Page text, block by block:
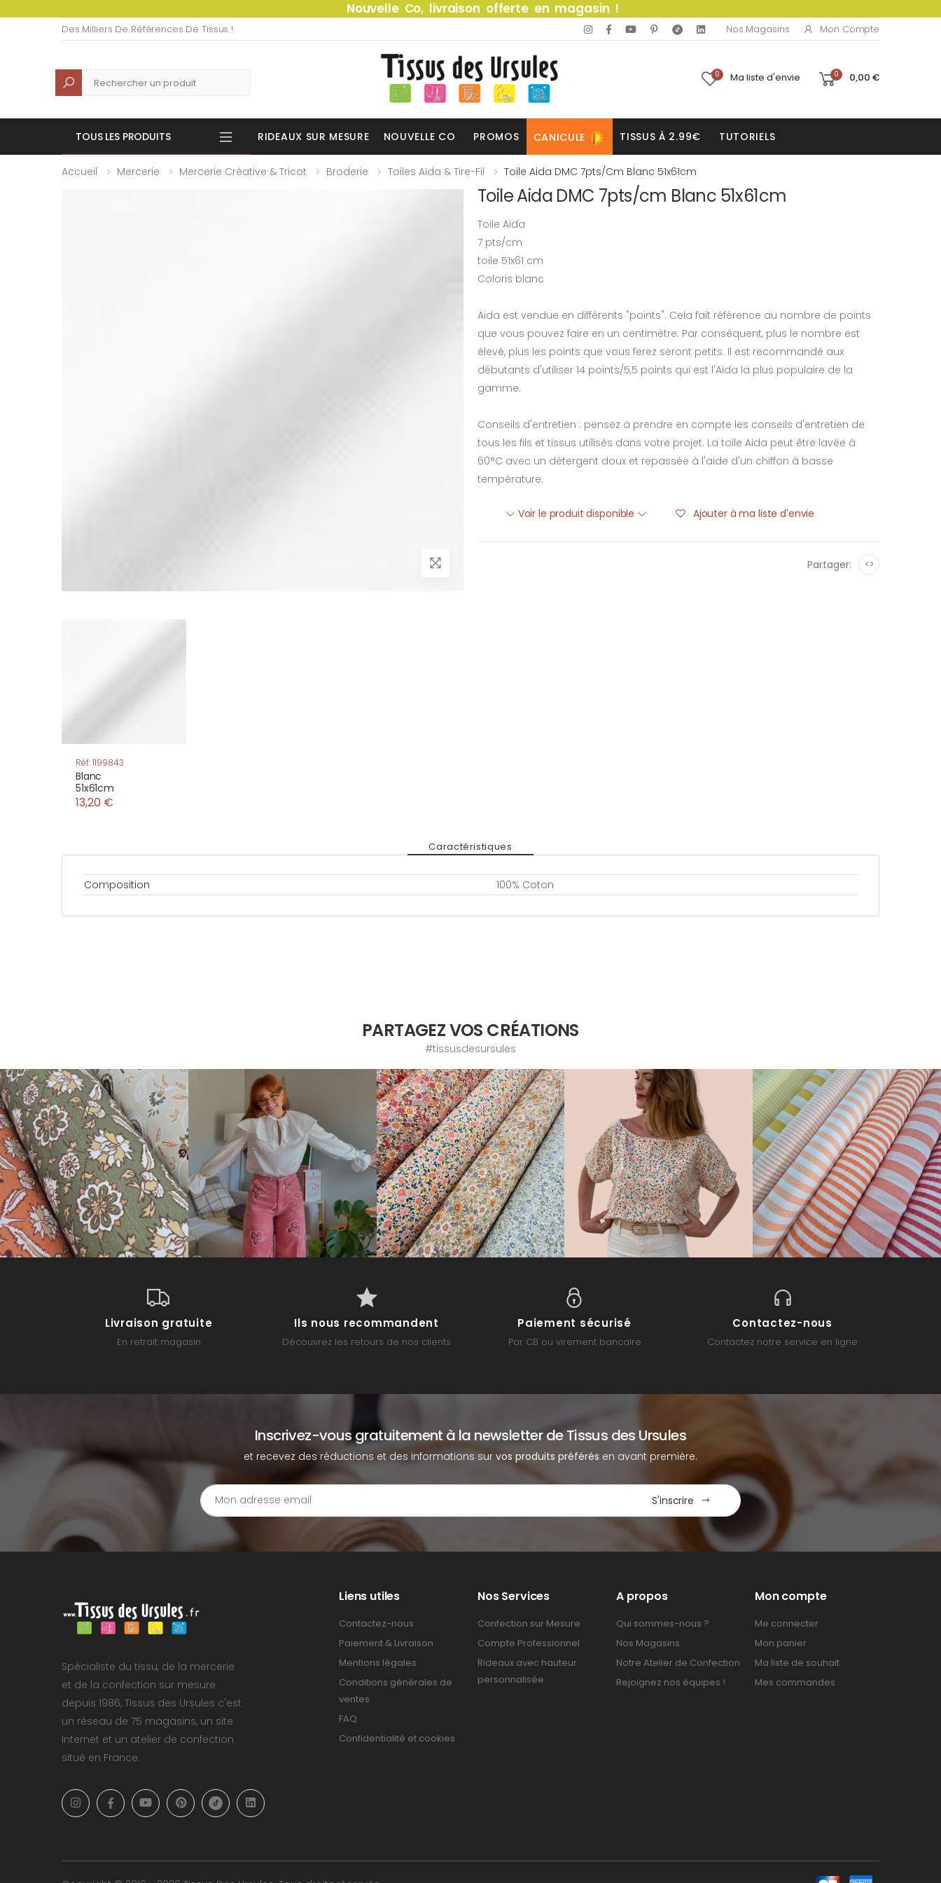
Nouvelle Co, livraison offerte en magasin !
Des Milliers De Références De Tissus ! Nos Magasins Mon Compte
Recherche 0 Ma liste d'envie 0 0,00 €
TOUS LES PRODUITS RIDEAUX SUR MESURE NOUVELLE CO PROMOS CANICULE TISSUS À 2.99€ TUTORIELS
Accueil Mercerie Mercerie Créative & Tricot Broderie Toiles Aïda & Tire-Fil Toile Aida DMC 7pts/cm Blanc 51x61cm
Toile Aida DMC 7pts/cm Blanc 51x61cm
Toile Aïda
7 pts/cm
toile 51x61 cm
Coloris blanc
Aida est vendue en différents "points". Cela fait référence au nombre de points
que vous pouvez faire en un centimètre. Par conséquent, plus le nombre est
élevé, plus les points que vous ferez seront petits. Il est recommandé aux
débutants d'utiliser 14 points/5,5 points qui est l'Aïda la plus populaire de la
gamme.
Conseils d'entretien : pensez à prendre en compte les conseils d'entretien de
tous les fils et tissus utilisés dans votre projet. La toile Aida peut être lavée à
60°C avec un détergent doux et repassée à l'aide d'un chiffon à basse
température.
Voir le produit disponible Ajouter à ma liste d'envie
Partager: <>
Réf: 1199843
Blanc
51x61cm
13,20 €
Caractéristiques
Composition 100% Coton
PARTAGEZ VOS CRÉATIONS
#tissusdesursules
Livraison gratuite
En retrait magasin
Ils nous recommandent
Découvrez les retours de nos clients
Paiement sécurisé
Par CB ou virement bancaire
Contactez-nous
Contactez notre service en ligne
Inscrivez-vous gratuitement à la newsletter de Tissus des Ursules
et recevez des réductions et des informations survos produits préférés en avant première.
S'inscrire
Spécialiste du tissu, de la mercerie
et de la confection sur mesure
depuis 1986, Tissus des Ursules c'est
un réseau de 75 magasins, un site
Internet et un atelier de confection
situé en France.
Liens utiles
Contactez-nous
Paiement & Livraison
Mentions légales
Conditions générales de
ventes
FAQ
Confidentialité et cookies
Nos Services
Confection sur Mesure
Compte Professionnel
Rideaux avec hauteur
personnalisée
A propos
Qui sommes-nous ?
Nos Magasins
Notre Atelier de Confection
Rejoignez nos équipes !
Mon compte
Me connecter
Mon panier
Ma liste de souhait
Mes commandes